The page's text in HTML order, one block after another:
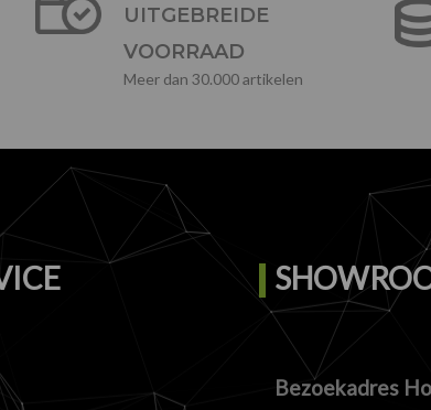
UITGEBREIDE
VOORRAAD
Meer dan 30.000 artikelen
Bezoekadres